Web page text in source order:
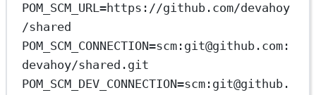
POM_SCM_URL=https://github.com/devahoy
/shared
POM_SCM_CONNECTION=scm:git@github.com:
devahoy/shared.git
POM_SCM_DEV_CONNECTION=scm:git@github.